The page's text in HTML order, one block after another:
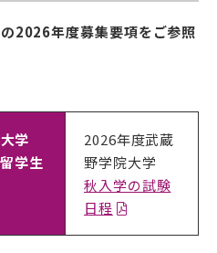
2026年度募集要項をご参照
学
学生
2026年度武蔵
野学院大学
秋入学の試験
日程